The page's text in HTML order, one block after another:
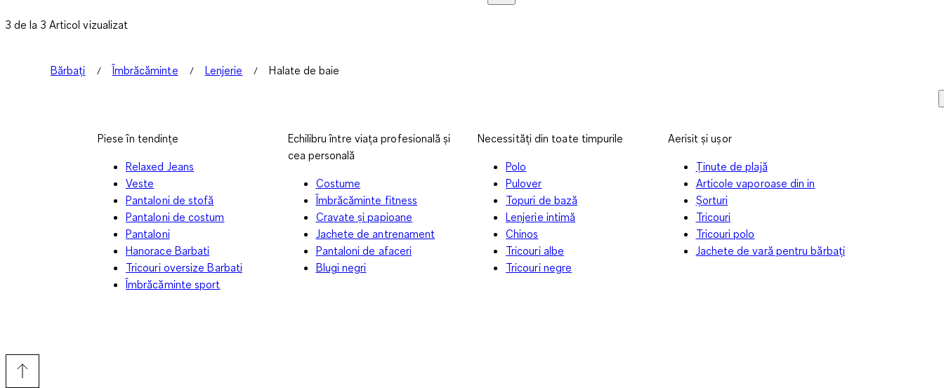
3 de la 3 Articol vizualizat
Bărbați Îmbrăcăminte Lenjerie Halate de baie
Piese în tendințe
Relaxed Jeans
Veste
Pantaloni de stofă
Pantaloni de costum
Pantaloni
Hanorace Barbati
Tricouri oversize Barbati
Îmbrăcăminte sport
Echilibru între viața profesională și
cea personală
Costume
Îmbrăcăminte fitness
Cravate și papioane
Jachete de antrenament
Pantaloni de afaceri
Blugi negri
Necessități din toate timpurile
Polo
Pulover
Topuri de bază
Lenjerie intimă
Chinos
Tricouri albe
Tricouri negre
Aerisit și ușor
Ținute de plajă
Articole vaporoase din in
Șorturi
Tricouri
Tricouri polo
Jachete de vară pentru bărbați